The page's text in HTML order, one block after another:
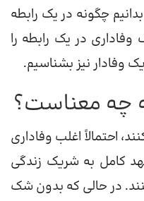
چگونه در یک رابطه
وفاداری در یک رابطه را
وفادار نیز بشناسیم.
چه معناست؟
احتمالاً اغلب وفاداری
کامل به شریک زندگی
در حالی که بدون شک